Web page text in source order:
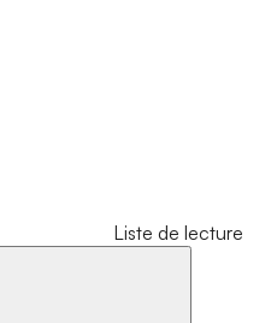
Liste de lecture